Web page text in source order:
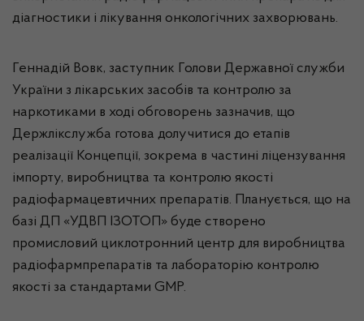
діагностики і лікування онкологічних захворювань.
Геннадій Вовк, заступник Голови Державної служби
України з лікарських засобів та контролю за
наркотиками в ході обговорень зазначив, що
Держлікслужба готова долучитися до етапів
реалізації Концепції, зокрема в частині ліцензування
імпорту, виробництва та контролю якості
радіофармацевтичних препаратів. Планується, що на
базі ДП «УДВП ІЗОТОП» буде створено
промисловий циклотронний центр для виробництва
радіофармпрепаратів та лабораторію контролю
якості за стандартами GMP.